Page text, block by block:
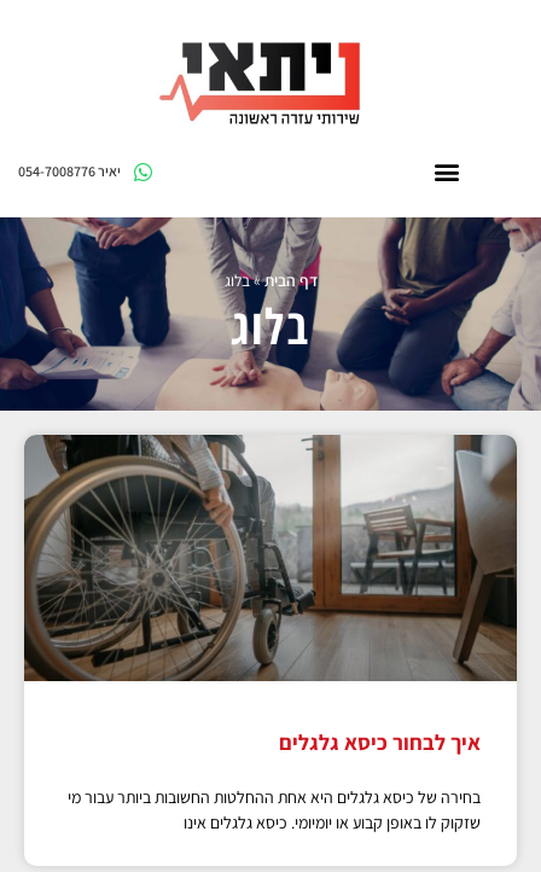
יאיר 054-7008776
דף הבית»בלוג
בלוג
איך לבחור כיסא גלגלים
בחירה של כיסא גלגלים היא אחת ההחלטות החשובות ביותר עבור מי
שזקוק לו באופן קבוע או יומיומי. כיסא גלגלים אינו